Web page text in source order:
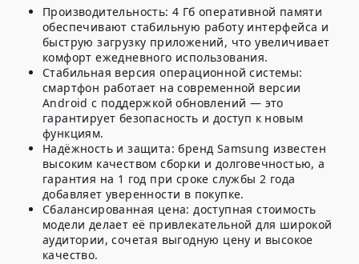
Производительность: 4 Гб оперативной памяти
обеспечивают стабильную работу интерфейса и
быструю загрузку приложений, что увеличивает
комфорт ежедневного использования.
Стабильная версия операционной системы:
смартфон работает на современной версии
Android с поддержкой обновлений — это
гарантирует безопасность и доступ к новым
функциям.
Надёжность и защита: бренд Samsung известен
высоким качеством сборки и долговечностью, а
гарантия на 1 год при сроке службы 2 года
добавляет уверенности в покупке.
Сбалансированная цена: доступная стоимость
модели делает её привлекательной для широкой
аудитории, сочетая выгодную цену и высокое
качество.